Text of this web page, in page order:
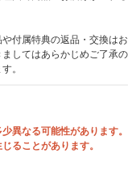
付属特典の返品・交換はお
してはあらかじめご了承の
。
異なる可能性があります。
ることがあります。